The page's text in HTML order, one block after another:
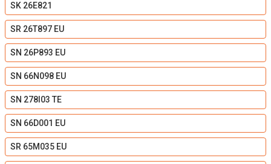
SK 26E821
SR 26T897 EU
SN 26P893 EU
SN 66N098 EU
SN 278I03 TE
SN 66D001 EU
SR 65M035 EU